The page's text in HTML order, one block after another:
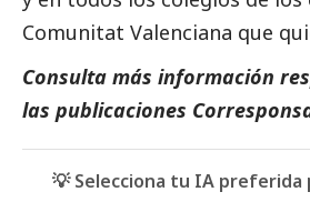
Comunitat Valenciana que
Consulta más información
las publicaciones
💡 Selecciona tu IA preferida